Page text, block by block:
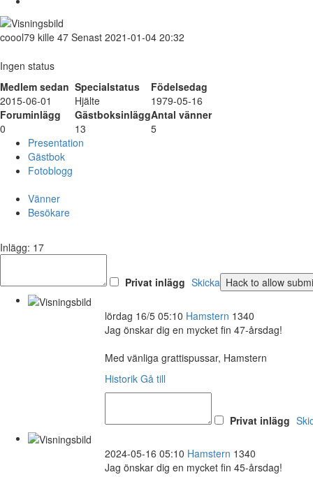
coool79 kille 47 Senast 2021-01-04 20:32
Ingen status
Medlem sedan Specialstatus
Födelsedag
2015-06-01
Hjälte
1979-05-16
Foruminlägg
GästboksinläggAntal vänner
0
13
5
Presentation
Gästbok
Fotoblogg
Vänner
Besökare
Inlägg: 17
Privat inlägg Skicka
lördag 16/5 05:10 Hamstern 1340
Jag önskar dig en mycket fin 47-årsdag!
Med vänliga grattispussar, Hamstern
Historik Gå till
Privat inlägg
2024-05-16 05:10 Hamstern 1340
Jag önskar dig en mycket fin 45-årsdag!